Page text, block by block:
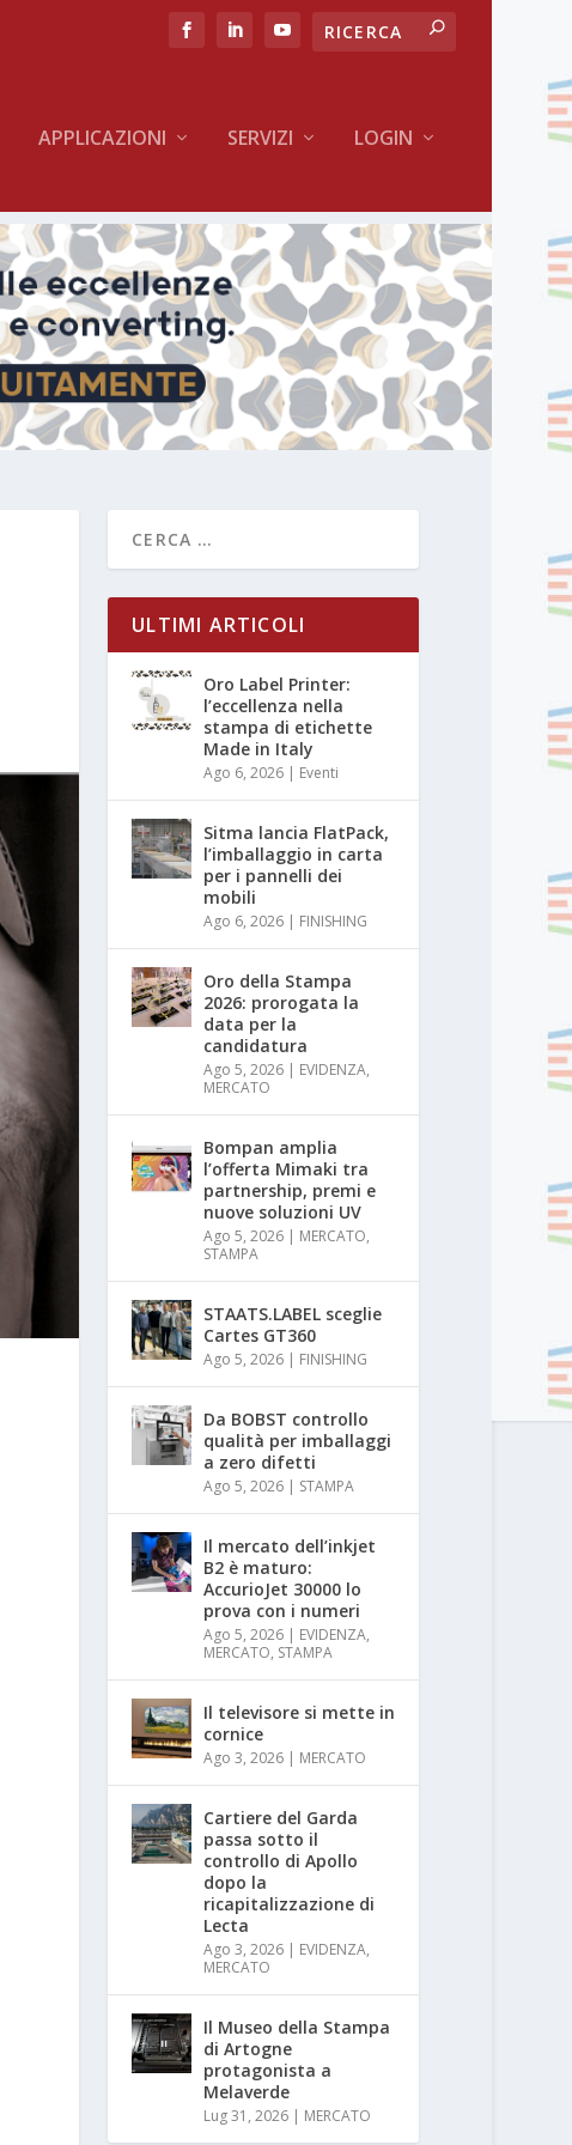
APPLICAZIONI SERVIZI LOGIN
ULTIMI ARTICOLI
Oro Label Printer:
l’eccellenza nella
stampa di etichette
Made in Italy
Ago 6, 2026 | Eventi
Sitma lancia FlatPack,
l’imballaggio in carta
per i pannelli dei
mobili
Ago 6, 2026 | FINISHING
Oro della Stampa
2026: prorogata la
data per la
candidatura
Ago 5, 2026 | EVIDENZA,
MERCATO
Bompan amplia
l’offerta Mimaki tra
partnership, premi e
nuove soluzioni UV
Ago 5, 2026 | MERCATO,
STAMPA
STAATS.LABEL sceglie
Cartes GT360
Ago 5, 2026 | FINISHING
Da BOBST controllo
qualità per imballaggi
a zero difetti
Ago 5, 2026 | STAMPA
Il mercato dell’inkjet
B2 è maturo:
AccurioJet 30000 lo
prova con i numeri
Ago 5, 2026 | EVIDENZA,
MERCATO, STAMPA
Il televisore si mette in
cornice
Ago 3, 2026 | MERCATO
Cartiere del Garda
passa sotto il
controllo di Apollo
dopo la
ricapitalizzazione di
Lecta
Ago 3, 2026 | EVIDENZA,
MERCATO
Il Museo della Stampa
di Artogne
protagonista a
Melaverde
Lug 31, 2026 | MERCATO